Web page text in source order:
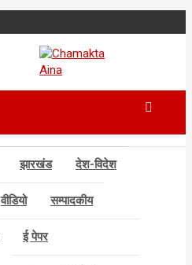
Chamakta
झारखंड देश-विदेश
वीडियो सम्पादकीय
ई पेपर